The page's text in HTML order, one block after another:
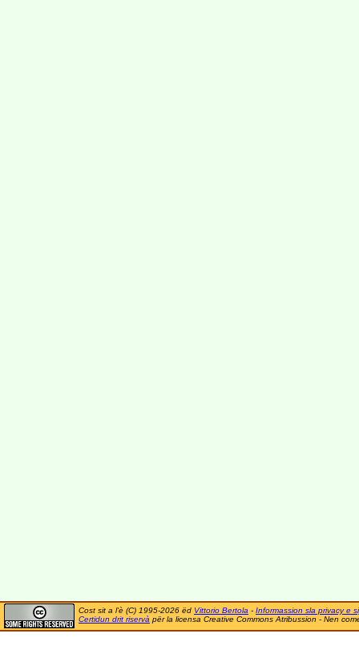
Cost sit a l'è (C) 1995-2026 ëd Vittorio Bertola - Informassion sla privacy e
Certidun drit riservà për la licensa Creative Commons Atribussion - Nen